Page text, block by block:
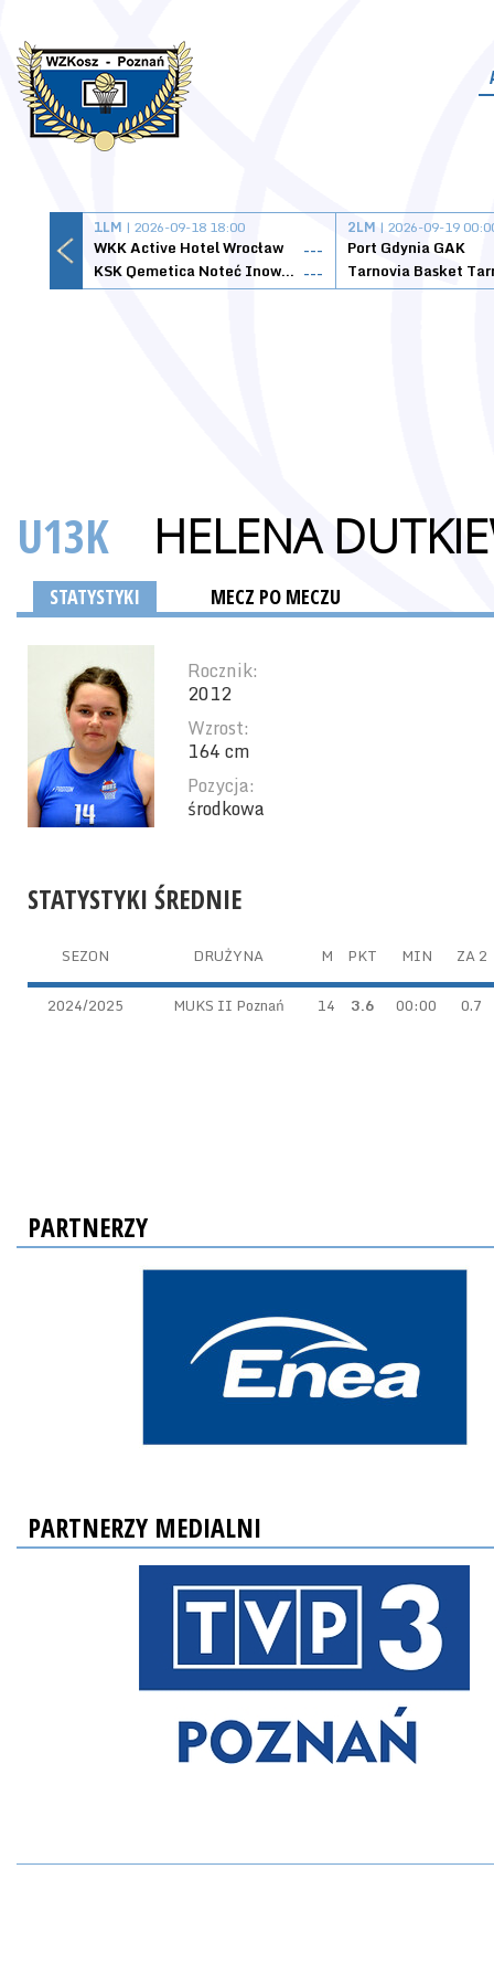
1LM | 2026-09-18 18:00
WKK Active Hotel Wrocław
---
KSK Qemetica Noteć Inowrocław ---
2LM | 2026-09-19
Port Gdynia GAK
U13K HELENA
STATYSTYKI MECZ PO MECZU
Rocznik:
2012
Wzrost:
164 cm
Pozycja:
środkowa
STATYSTYKI ŚREDNIE
SEZON DRUŻYNA M PKT MIN ZA 2
2024/2025 MUKS II Poznań 14 3.6 00:00 0.7
PARTNERZY
PARTNERZY MEDIALNI